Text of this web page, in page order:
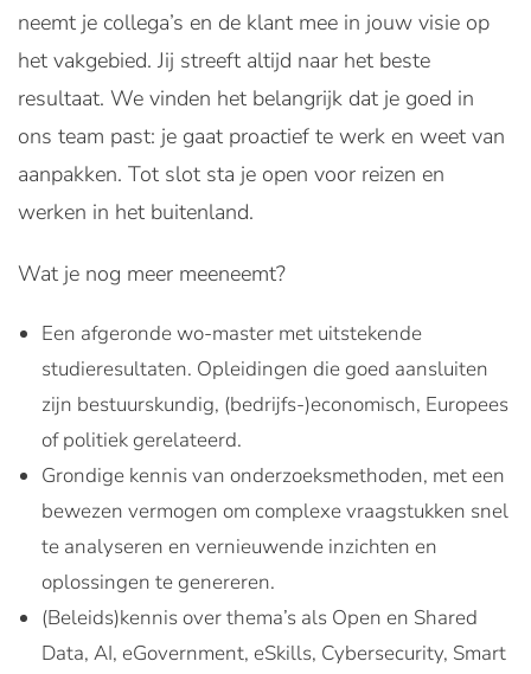
neemt je collega’s en de klant mee in jouw visie op
het vakgebied. Jij streeft altijd naar het beste
resultaat. We vinden het belangrijk dat je goed in
ons team past: je gaat proactief te werk en weet van
aanpakken. Tot slot sta je open voor reizen en
werken in het buitenland.
Wat je nog meer meeneemt?
Een afgeronde wo-master met uitstekende
studieresultaten. Opleidingen die goed aansluiten
zijn bestuurskundig, (bedrijfs-)economisch, Europees
of politiek gerelateerd.
Grondige kennis van onderzoeksmethoden, met een
bewezen vermogen om complexe vraagstukken snel
te analyseren en vernieuwende inzichten en
oplossingen te genereren.
(Beleids)kennis over thema’s als Open en Shared
Data, AI, eGovernment, eSkills, Cybersecurity, Smart